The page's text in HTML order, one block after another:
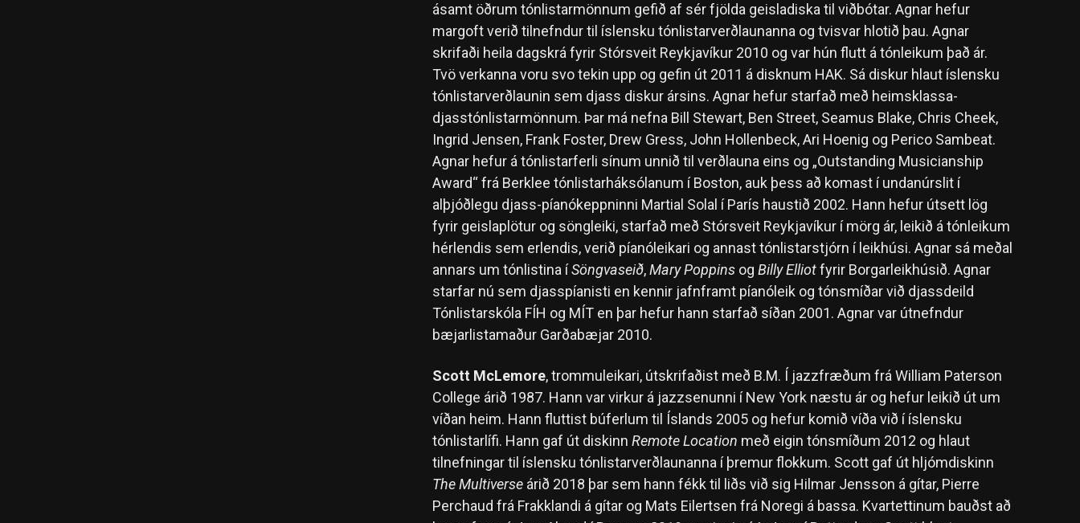
ásamt öðrum tónlistarmönnum gefið af sér fjölda geisladiska til viðbótar. Agnar hefur
margoft verið tilnefndur til íslensku tónlistarverðlaunanna og tvisvar hlotið þau. Agnar
skrifaði heila dagskrá fyrir Stórsveit Reykjavíkur 2010 og var hún flutt á tónleikum það ár.
Tvö verkanna voru svo tekin upp og gefin út 2011 á disknum HAK. Sá diskur hlaut íslensku
tónlistarverðlaunin sem djass diskur ársins. Agnar hefur starfað með heimsklassa-
djasstónlistarmönnum. Þar má nefna Bill Stewart, Ben Street, Seamus Blake, Chris Cheek,
Ingrid Jensen, Frank Foster, Drew Gress, John Hollenbeck, Ari Hoenig og Perico Sambeat.
Agnar hefur á tónlistarferli sínum unnið til verðlauna eins og „Outstanding Musicianship
Award“ frá Berklee tónlistarháksólanum í Boston, auk þess að komast í undanúrslit í
alþjóðlegu djass-píanókeppninni Martial Solal í París haustið 2002. Hann hefur útsett lög
fyrir geislaplötur og söngleiki, starfað með Stórsveit Reykjavíkur í mörg ár, leikið á tónleikum
hérlendis sem erlendis, verið píanóleikari og annast tónlistarstjórn í leikhúsi. Agnar sá meðal
annars um tónlistina íSöngvaseið,Mary Poppinsog Billy Elliotfyrir Borgarleikhúsið. Agnar
starfar nú sem djasspíanisti en kennir jafnframt píanóleik og tónsmíðar við djassdeild
Tónlistarskóla FÍH og MÍT en þar hefur hann starfað síðan 2001. Agnar var útnefndur
bæjarlistamaður Garðabæjar 2010.
Scott McLemore, trommuleikari, útskrifaðist með B.M. Í jazzfræðum frá William Paterson
College árið 1987. Hann var virkur á jazzsenunni í New York næstu ár og hefur leikið út um
víðan heim. Hann fluttist búferlum til Íslands 2005 og hefur komið víða við í íslensku
tónlistarlífi. Hann gaf út diskinn Remote Location með eigin tónsmíðum 2012 og hlaut
tilnefningar til íslensku tónlistarverðlaunanna í þremur flokkum. Scott gaf út hljómdiskinn
The Multiverseárið 2018 þar sem hann fékk til liðs við sig Hilmar Jensson á gítar, Pierre
Perchaud frá Frakklandi á gítar og Mats Eilertsen frá Noregi á bassa. Kvartettinum bauðst að